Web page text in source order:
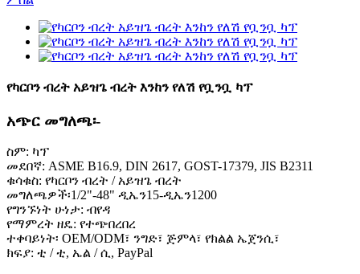
የካርቦን ብረት አይዝጌ ብረት እንከን የለሽ የቧንቧ ካፕ
አጭር መግለጫ፡-
ስም: ካፕ
መደበኛ: ASME B16.9, DIN 2617, GOST-17379, JIS B2311
ቁሳቁስ: የካርቦን ብረት / አይዝጌ ብረት
መግለጫዎች፡1/2"-48" ዲኤን15-ዲኤን1200
የግንኙነት ሁነታ: ብየዳ
የማምረት ዘዴ: የተጭበረበረ
ተቀባይነት፡ OEM/ODM፣ ንግድ፣ ጅምላ፣ የክልል ኤጀንሲ፣
ክፍያ: ቲ / ቲ, ኤል / ሲ, PayPal